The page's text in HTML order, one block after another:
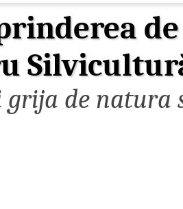
grija de